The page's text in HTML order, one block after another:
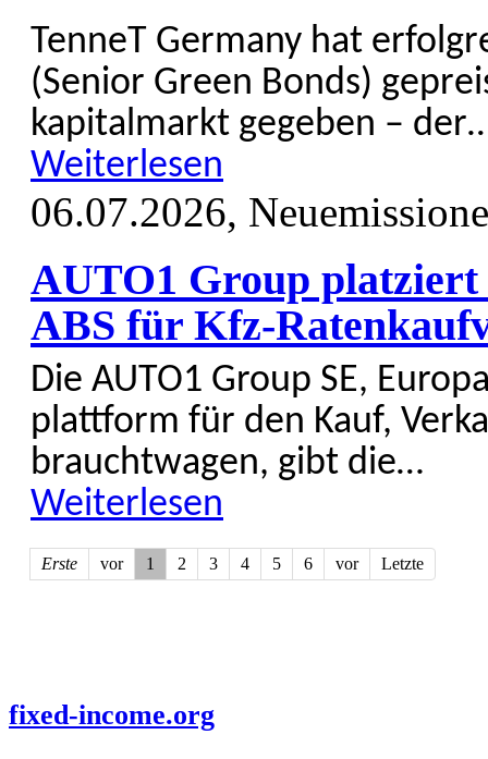
TenneT Germany hat
(Senior Green Bonds)
kapital­markt gegeben –
Weiterlesen
06.07.2026,
AUTO1 Group
ABS für Kfz-
Die AUTO1 Group SE,
platt­form für den Kauf,
braucht­wagen, gibt die…
Weiterlesen
Erste vor 1 2 3 4 5 6 vor Letzte
fixed-income.org